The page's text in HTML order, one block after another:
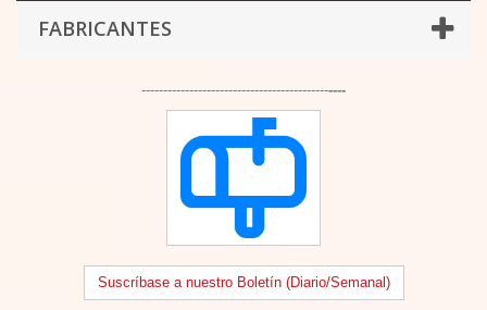
FABRICANTES
-----------------------------------------------
Suscríbase a nuestro Boletín (Diario/Semanal)